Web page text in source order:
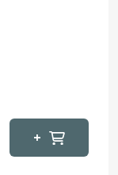
+